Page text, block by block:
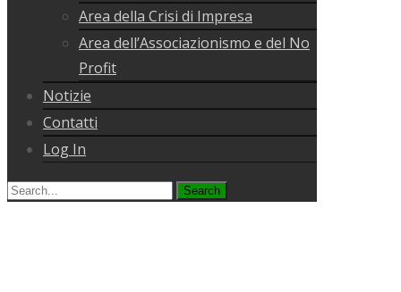
Area della Crisi di Impresa
Area dell’Associazionismo e del No
Profit
Notizie
Contatti
Log In
Search